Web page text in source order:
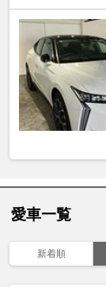
愛車一覧
新着順